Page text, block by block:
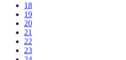
18
19
20
21
22
23